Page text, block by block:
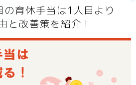
の育休手当は1人目より
と改善策を紹介！